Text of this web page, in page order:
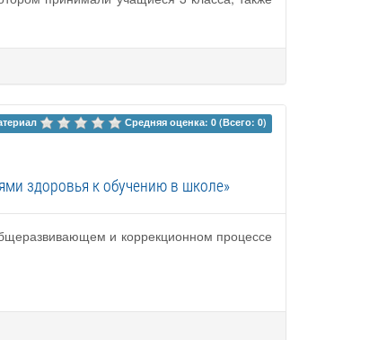
Средняя оценка: 0 (Всего: 0)
здоровья к обучению в школе»
и коррекционном процессе